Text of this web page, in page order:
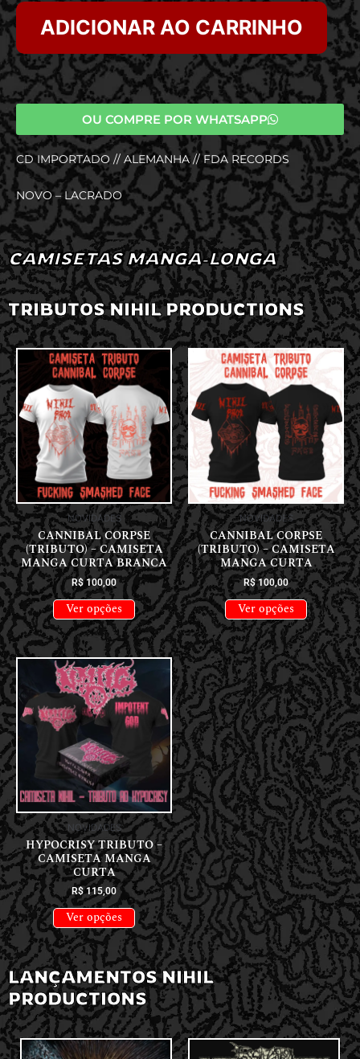
ADICIONAR AO CARRINHO
OU COMPRE POR WHATSAPP
CD IMPORTADO // ALEMANHA // FDA RECORDS
NOVO – LACRADO
CAMISETAS MANGA-LONGA
TRIBUTOS NIHIL PRODUCTIONS
NOVIDADES
CANNIBAL CORPSE
(TRIBUTO) – CAMISETA
MANGA CURTA BRANCA
R$100,00
Ver opções
NOVIDADES
CANNIBAL CORPSE
(TRIBUTO) – CAMISETA
MANGA CURTA
R$100,00
Ver opções
NOVIDADES
HYPOCRISY TRIBUTO –
CAMISETA MANGA
CURTA
R$115,00
Ver opções
LANÇAMENTOS NIHIL
PRODUCTIONS